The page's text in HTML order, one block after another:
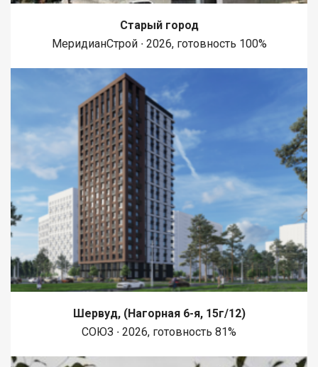
Старый город
МеридианСтрой ∙ 2026, готовность 100%
Шервуд, (Нагорная 6-я, 15г/12)
СОЮЗ ∙ 2026, готовность 81%